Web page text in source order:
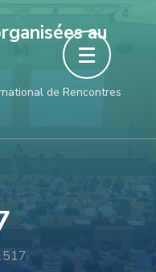
au
de Rencontres